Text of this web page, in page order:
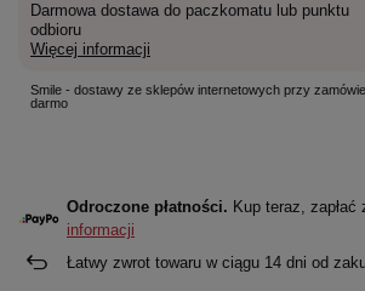
Darmowa dostawa do paczkomatu lub punktu
odbioru
Więcej informacji
Smile - dostawy ze sklepów internetowych przy
darmo
Odroczone płatności. Kup teraz, zapłać
informacji
Łatwy zwrot towaru w ciągu 14 dni od